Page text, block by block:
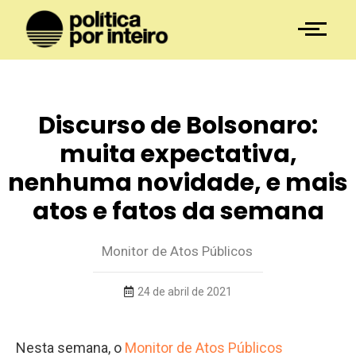
Discurso de Bolsonaro:
muita expectativa,
nenhuma novidade, e mais
atos e fatos da semana
Monitor de Atos Públicos
24 de abril de 2021
Nesta semana, o Monitor de Atos Públicos